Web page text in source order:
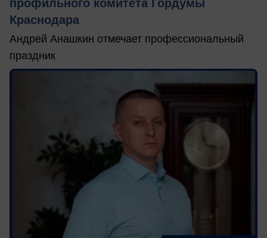
профильного комитета Гордумы
Краснодара
Андрей Анашкин отмечает профессиональный
праздник